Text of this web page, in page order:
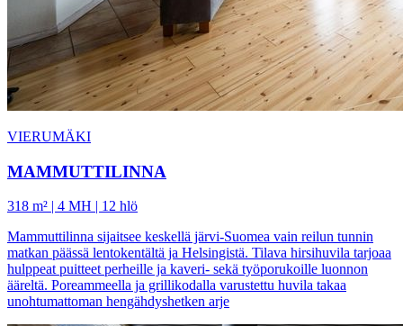
VIERUMÄKI
MAMMUTTILINNA
318 m² | 4 MH | 12 hlö
Mammuttilinna sijaitsee keskellä järvi-Suomea vain reilun tunnin
matkan päässä lentokentältä ja Helsingistä. Tilava hirsihuvila tarjoaa
hulppeat puitteet perheille ja kaveri- sekä työporukoille luonnon
ääreltä. Poreammeella ja grillikodalla varustettu huvila takaa
unohtumattoman hengähdyshetken arje